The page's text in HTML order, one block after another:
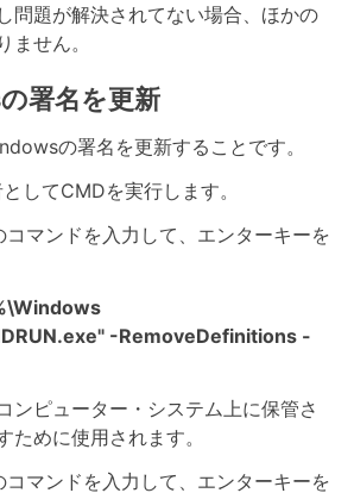
問題が解決されてない場合、ほかの
ません。
署名を更新
の署名を更新することです。
してCMDを実行します。
マンドを入力して、エンターキーを
-RemoveDefinitions -
ンピューター・システム上に保管さ
ために使用されます。
マンドを入力して、エンターキーを